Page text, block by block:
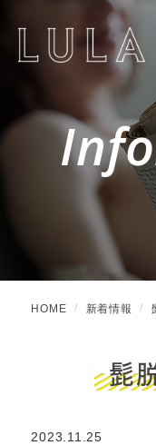
HOME 新着情報
髭
2023.11.25